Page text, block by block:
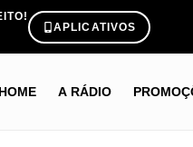
APLICATIVOS
HOME A RÁDIO